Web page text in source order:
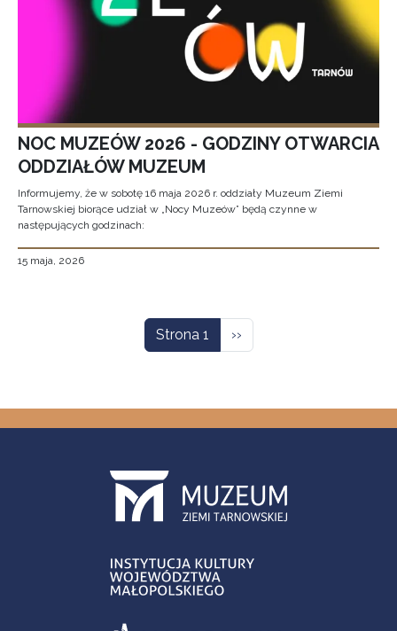
NOC MUZEÓW 2026 - GODZINY OTWARCIA
ODDZIAŁÓW MUZEUM
Informujemy, że w sobotę 16 maja 2026 r. oddziały Muzeum Ziemi
Tarnowskiej biorące udział w „Nocy Muzeów” będą czynne w
następujących godzinach:
15 maja, 2026
Strona 1 Następna strona
››